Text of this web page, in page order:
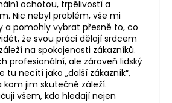
ochotou, trpělivostí a
Nic nebyl problém, vše mi
a pomohly vybrat přesně to, co
že svou práci dělají srdcem
na spokojenosti zákazníků.
profesionální, ale zároveň lidský
tu necítí jako „další zákazník“,
kom jim skutečně záleží.
všem, kdo hledají nejen